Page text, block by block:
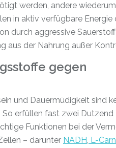
werden, andere
in aktiv verfügbare Energie
durch aggressive
aus der Nahrung außer
gegen
und Dauermüdigkeit sind
So erfüllen fast zwei Dutzend
Funktionen bei der
– darunter NADH, L-